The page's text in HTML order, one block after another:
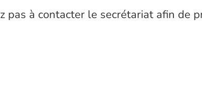
pas à contacter le secrétariat afin de